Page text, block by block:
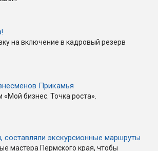
на включение в кадровый резерв
Прикамья
бизнес. Точка роста».
составляли экскурсионные маршруты
мастера Пермского края, чтобы